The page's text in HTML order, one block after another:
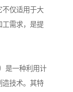
不仅适用于大
工需求，是提
是一种利用计
造技术。其特